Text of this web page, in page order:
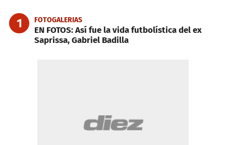
1 FOTOGALERIAS
EN FOTOS: Así fue la vida futbolística del ex
Saprissa, Gabriel Badilla